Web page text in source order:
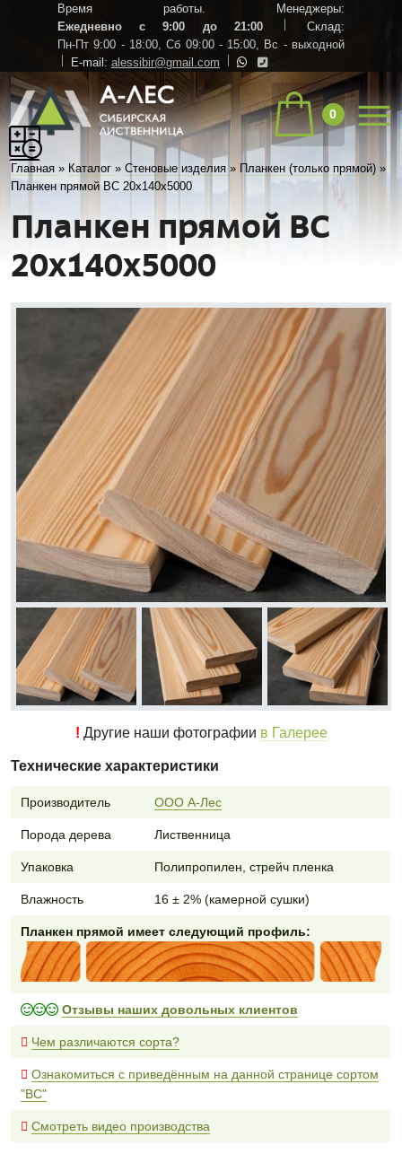
Время работы. Менеджеры:
Ежедневно с 9:00 до 21:00
Склад:
Пн-Пт 9:00 - 18:00, Сб 09:00 - 15:00, Вс - выходной
E-mail: alessibir@gmail.com
0
Главная » Каталог »Стеновые изделия » Планкен (только прямой) »
Планкен прямой ВC 20х140х5000
Планкен прямой ВC
20х140х5000
! Другие наши фотографии в Галерее
Технические характеристики
Производитель ООО А-Лес
Порода дерева Лиственница
Упаковка Полипропилен, стрейч пленка
Влажность 16 ± 2% (камерной сушки)
Планкен прямой имеет следующий профиль:
Отзывы наших довольных клиентов
Чем различаются сорта?
Ознакомиться с приведённым на данной странице сортом
"BC"
Смотреть видео производства